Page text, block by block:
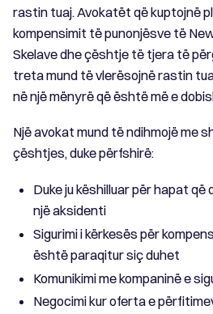
rastin tuaj. Avokatët që kuptojnë
kompensimit të punonjësve të
Skelave dhe çështje të tjera të
treta mund të vlerësojnë rastin
në një mënyrë që është më e
Një avokat mund të ndihmojë me
çështjes, duke përfshirë:
Duke ju këshilluar për hapat
një aksidenti
Sigurimi i kërkesës për
është paraqitur siç duhet
Komunikimi me kompaninë e
Negocimi kur oferta e